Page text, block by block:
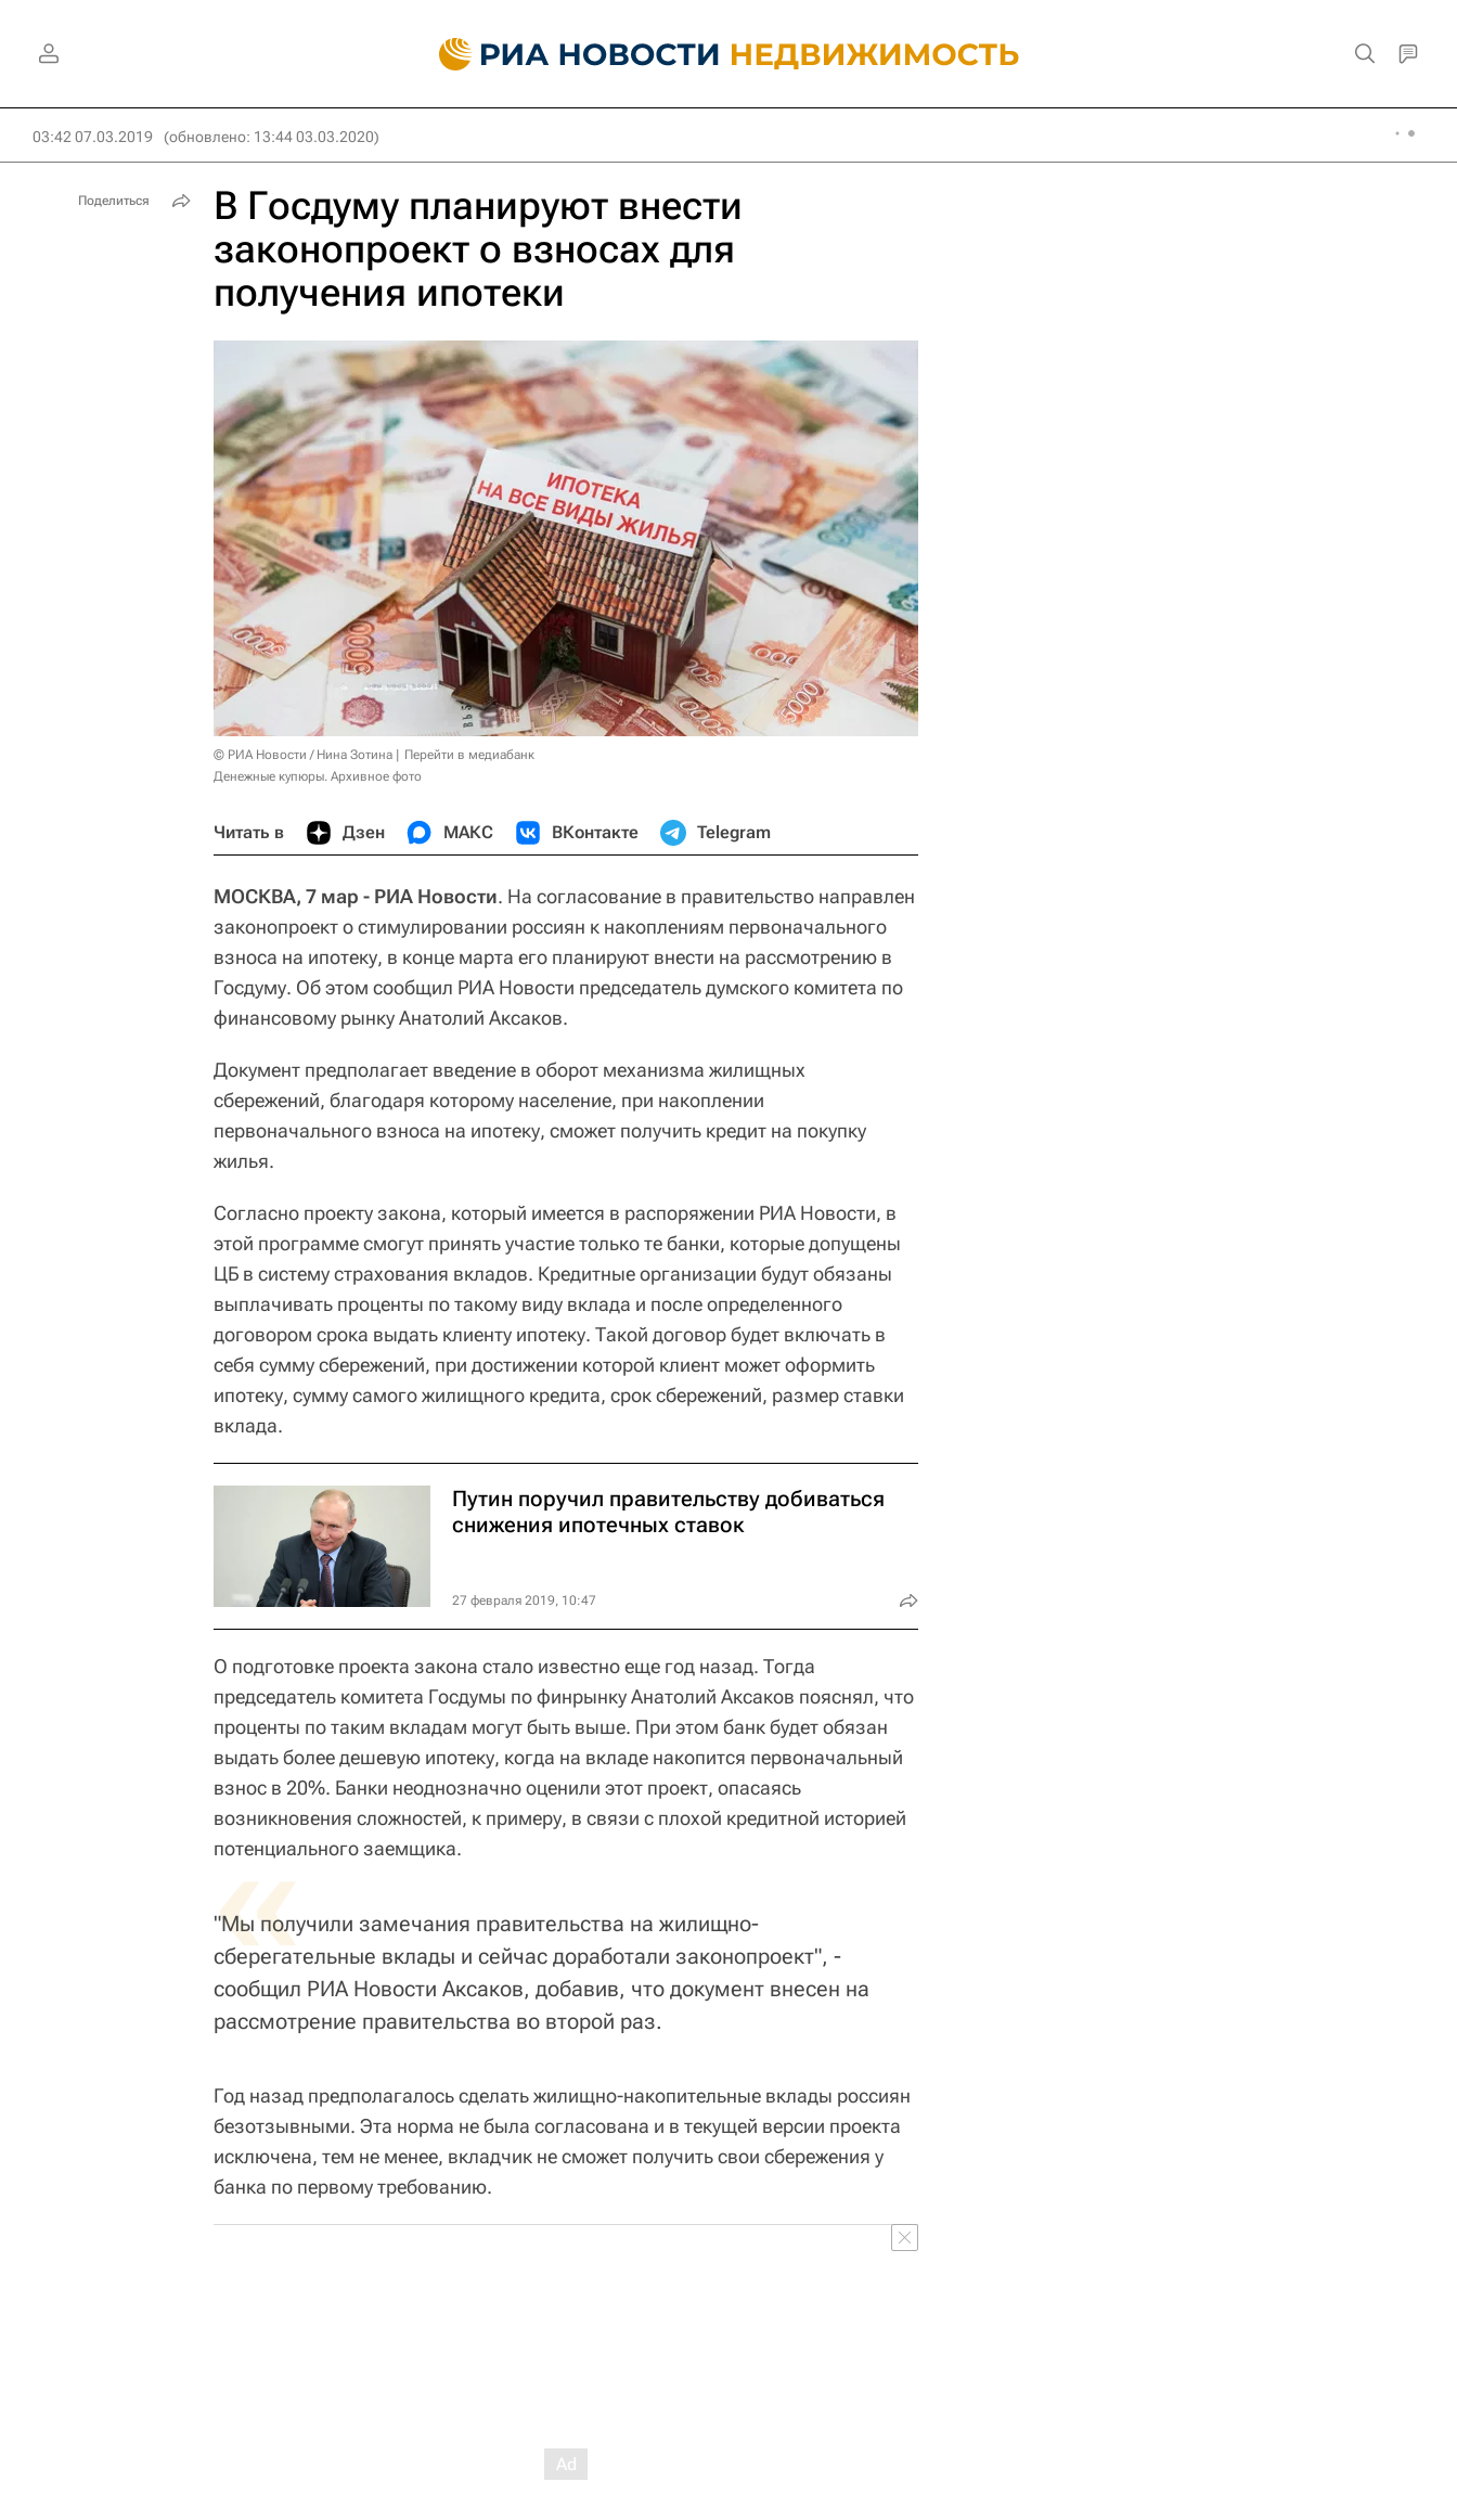
03:42 07.03.2019 (обновлено: 13:44 03.03.2020)
В Госдуму планируют внести
законопроект о взносах для
получения ипотеки
© РИА Новости / Нина Зотина
Перейти в медиабанк
Денежные купюры. Архивное фото
Читать в Дзен МАКС ВКонтакте Telegram
МОСКВА, 7 мар - РИА Новости. На согласование в правительство направлен
законопроект о стимулировании россиян к накоплениям первоначального
взноса на ипотеку, в конце марта его планируют внести на рассмотрению в
Госдуму. Об этом сообщил РИА Новости председатель думского комитета по
финансовому рынку Анатолий Аксаков.
Документ предполагает введение в оборот механизма жилищных
сбережений, благодаря которому население, при накоплении
первоначального взноса на ипотеку, сможет получить кредит на покупку
жилья.
Согласно проекту закона, который имеется в распоряжении РИА Новости, в
этой программе смогут принять участие только те банки, которые допущены
ЦБ в систему страхования вкладов. Кредитные организации будут обязаны
выплачивать проценты по такому виду вклада и после определенного
договором срока выдать клиенту ипотеку. Такой договор будет включать в
себя сумму сбережений, при достижении которой клиент может оформить
ипотеку, сумму самого жилищного кредита, срок сбережений, размер ставки
вклада.
Путин поручил правительству добиваться
снижения ипотечных ставок
27 февраля 2019, 10:47
О подготовке проекта закона стало известно еще год назад. Тогда
председатель комитета Госдумы по финрынку Анатолий Аксаков пояснял, что
проценты по таким вкладам могут быть выше. При этом банк будет обязан
выдать более дешевую ипотеку, когда на вкладе накопится первоначальный
взнос в 20%. Банки неоднозначно оценили этот проект, опасаясь
возникновения сложностей, к примеру, в связи с плохой кредитной историей
потенциального заемщика.
«
"Мы получили замечания правительства на жилищно-
сберегательные вклады и сейчас доработали законопроект", -
сообщил РИА Новости Аксаков, добавив, что документ внесен на
рассмотрение правительства во второй раз.
Год назад предполагалось сделать жилищно-накопительные вклады россиян
безотзывными. Эта норма не была согласована и в текущей версии проекта
исключена, тем не менее, вкладчик не сможет получить свои сбережения у
банка по первому требованию.
Поделиться